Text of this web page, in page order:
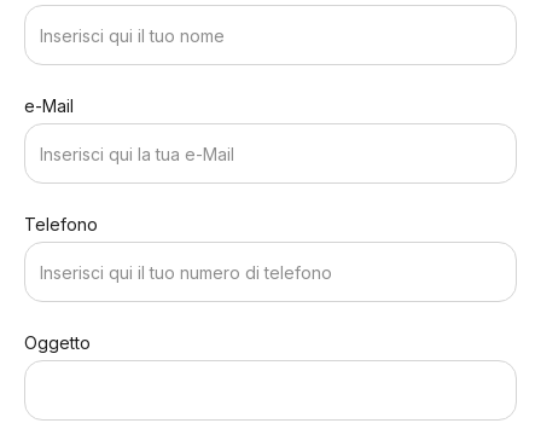
e-Mail
Telefono
Oggetto